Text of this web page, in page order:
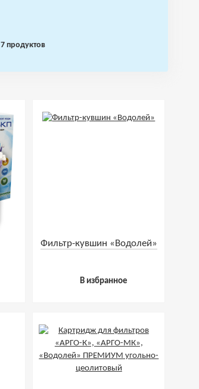
7 продуктов
Фильтр-кувшин «Водолей»
В избранное